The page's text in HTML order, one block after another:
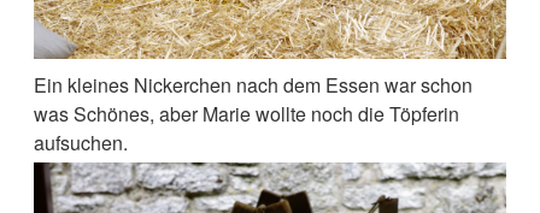
Ein kleines Nickerchen nach dem Essen war schon
was Schönes, aber Marie wollte noch die Töpferin
aufsuchen.